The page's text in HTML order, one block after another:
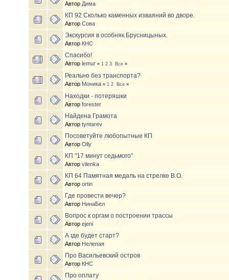
АвторДима
КП 92 Сколько каменных изваяний во дворе.
АвторСовa
Экскурсия в особняк Брусницыных.
Автор КНС
Спасибо!
Автор lemur «1 2 3 Все »
Реально без транспорта?
Автор Моника «1 2 Все »
Находки - потеряшки
Авторforester
Найдена Грамота
Авторtyntarev
Посоветуйте любопытные КП
АвторOlly
КП "17 минут седьмого"
Авторvilenka
КП 64 Памятная медаль на стрелке В.О.
Авторortin
Где провести вечер?
Автор НинаБел
Вопрос к оргам о построении трассы
Авторejeni
А где будет старт?
Автор Нелепая
Про Васильевский остров
Автор КНС
Про оплату